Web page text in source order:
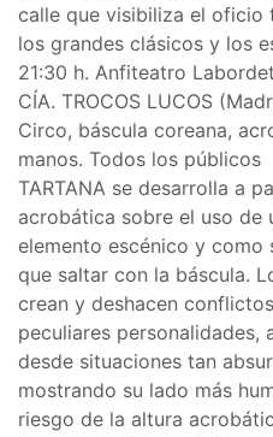
calle que visibiliza el oficio
los grandes clásicos y los
21:30 h. Anfiteatro
CÍA. TROCOS LUCOS
Circo, báscula coreana,
manos. Todos los públicos
TARTANA se desarrolla a
acrobática sobre el uso de
elemento escénico y
que saltar con la báscula.
crean y deshacen
peculiares personalidades,
desde situaciones tan
mostrando su lado más
riesgo de la altura